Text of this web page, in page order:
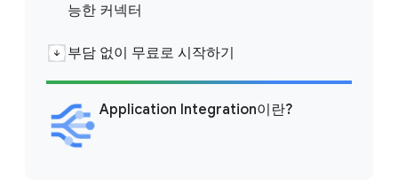
능한 커넥터
부담 없이 무료로 시작하기
Application Integration이란?